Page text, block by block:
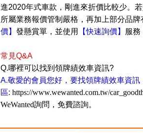
進2020年式車款，剛進來折價比較少。
所屬業務報價管制嚴格，再加上部分品
價】 發懸賞單，並使用 【快速詢價】 服務
常見Q&A
Q.哪裡可以找到領牌績效車資訊?
A.敬愛的會員您好，要找領牌績效車資
區: https://www.wewanted.com.tw/
WeWanted詢問，免費諮詢。